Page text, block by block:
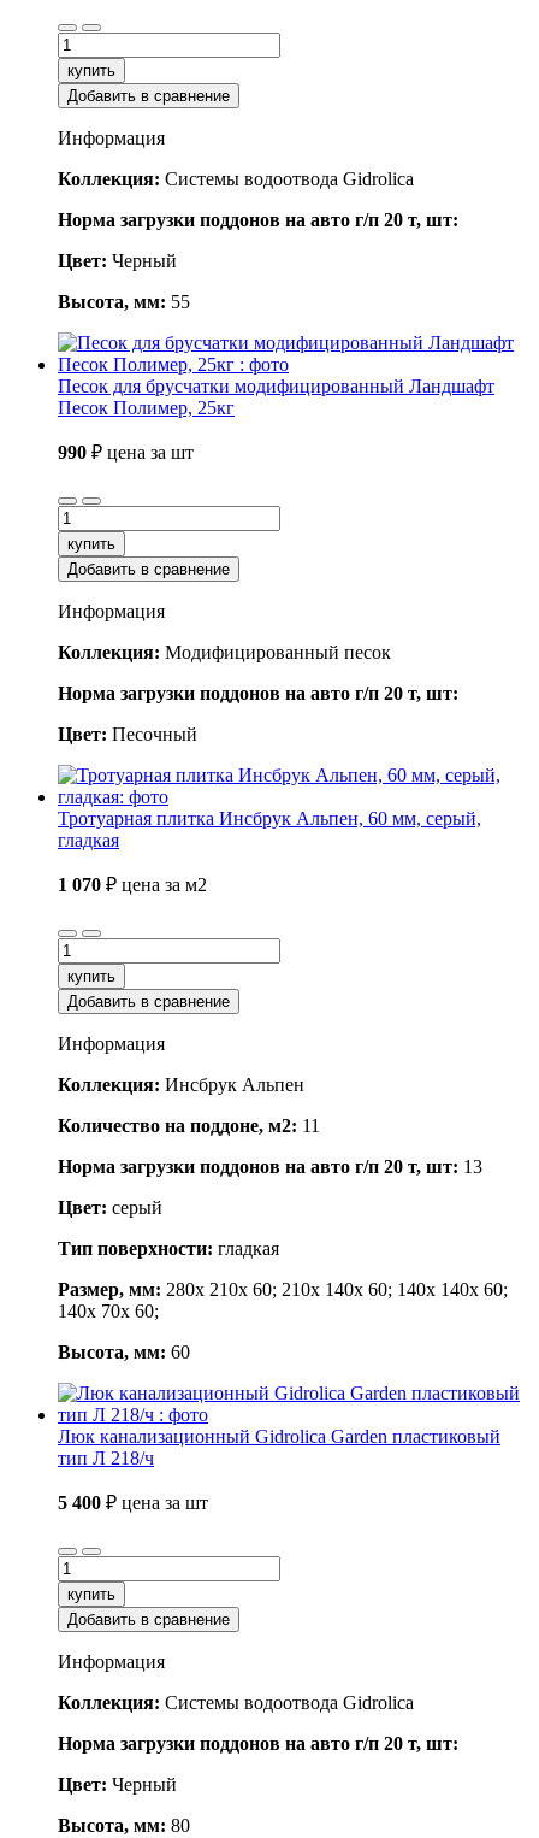
купить
Добавить в сравнение
Информация
Коллекция: Системы водоотвода Gidrolica
Норма загрузки поддонов на авто г/п 20 т, шт:
Цвет: Черный
Высота, мм: 55
Песок для брусчатки модифицированный Ландшафт
Песок Полимер, 25кг
990 ₽ цена за шт
купить
Добавить в сравнение
Информация
Коллекция: Модифицированный песок
Норма загрузки поддонов на авто г/п 20 т, шт:
Цвет: Песочный
Тротуарная плитка Инсбрук Альпен, 60 мм, серый,
гладкая
1 070 ₽ цена за м2
купить
Добавить в сравнение
Информация
Коллекция: Инсбрук Альпен
Количество на поддоне, м2: 11
Норма загрузки поддонов на авто г/п 20 т, шт: 13
Цвет: серый
Тип поверхности: гладкая
Размер, мм: 280x 210x 60; 210x 140x 60; 140x 140x 60;
140x 70x 60;
Высота, мм: 60
Люк канализационный Gidrolica Garden пластиковый
тип Л 218/ч
5 400 ₽ цена за шт
купить
Добавить в сравнение
Информация
Коллекция: Системы водоотвода Gidrolica
Норма загрузки поддонов на авто г/п 20 т, шт:
Цвет: Черный
Высота, мм: 80